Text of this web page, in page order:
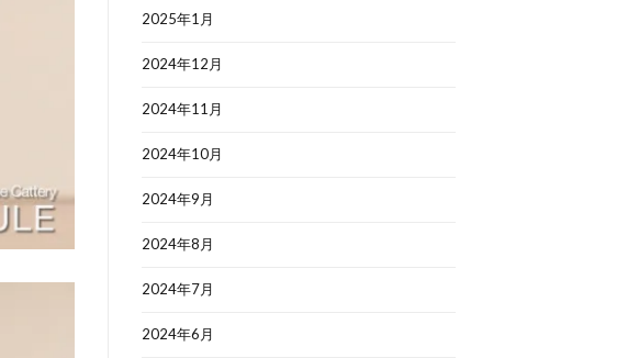
2025年1月
2024年12月
2024年11月
2024年10月
2024年9月
2024年8月
2024年7月
2024年6月